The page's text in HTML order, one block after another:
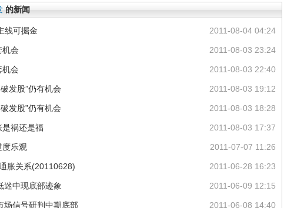
的新闻
2011-08-04 04:24
线可掘金
2011-08-03 23:24
机会
2011-08-03 22:40
机会
2011-08-03 19:12
发股”仍有机会
2011-08-03 18:28
发股”仍有机会
2011-08-03 17:37
是祸还是福
2011-07-07 11:26
度乐观
2011-06-28 16:23
胀关系(20110628)
2011-06-09 12:15
迷中现底部迹象
2011-06-08 14:40
场信号研判中期底部